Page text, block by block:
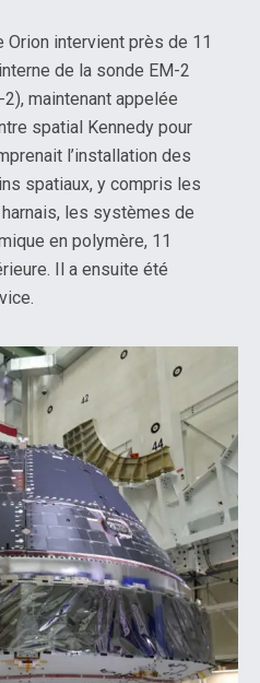
Orion intervient près de 11
de la sonde EM-2
maintenant appelée
spatial Kennedy pour
l’installation des
spatiaux, y compris les
les systèmes de
en polymère, 11
Il a ensuite été